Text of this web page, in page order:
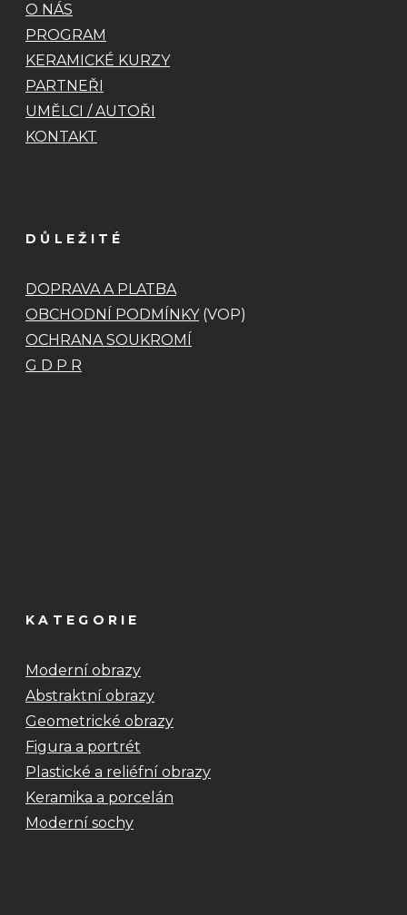
O NÁS
PROGRAM
KERAMICKÉ KURZY
PARTNEŘI
UMĚLCI / AUTOŘI
KONTAKT
DŮLEŽITÉ
DOPRAVA A PLATBA
OBCHODNÍ PODMÍNKY(VOP)
OCHRANA SOUKROMÍ
G D P R
KATEGORIE
Moderní obrazy
Abstraktní obrazy
Geometrické obrazy
Figura a portrét
Plastické a reliéfní obrazy
Keramika a porcelán
Moderní sochy